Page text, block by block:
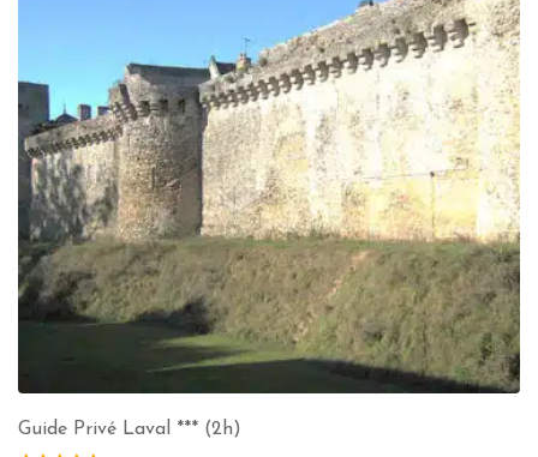
Guide Privé Laval *** (2h)